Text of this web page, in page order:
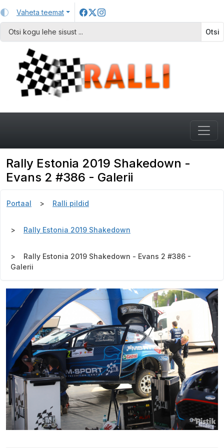
Vaheta teemat
Otsi
Rally Estonia 2019 Shakedown -
Evans 2 #386 - Galerii
Portaal Ralli pildid
Rally Estonia 2019 Shakedown
Rally Estonia 2019 Shakedown - Evans 2 #386 -
Galerii